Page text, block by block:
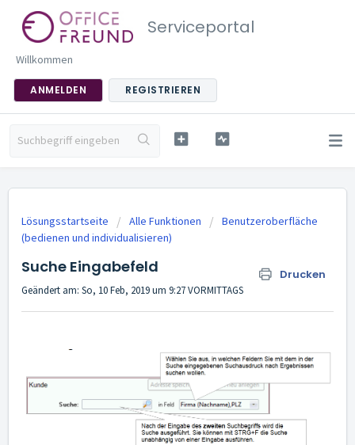
Serviceportal
Willkommen
ANMELDEN REGISTRIEREN
Lösungsstartseite Alle Funktionen
Benutzeroberfläche
(bedienen und individualisieren)
Suche Eingabefeld Drucken
Geändert am: So, 10 Feb, 2019 um 9:27 VORMITTAGS